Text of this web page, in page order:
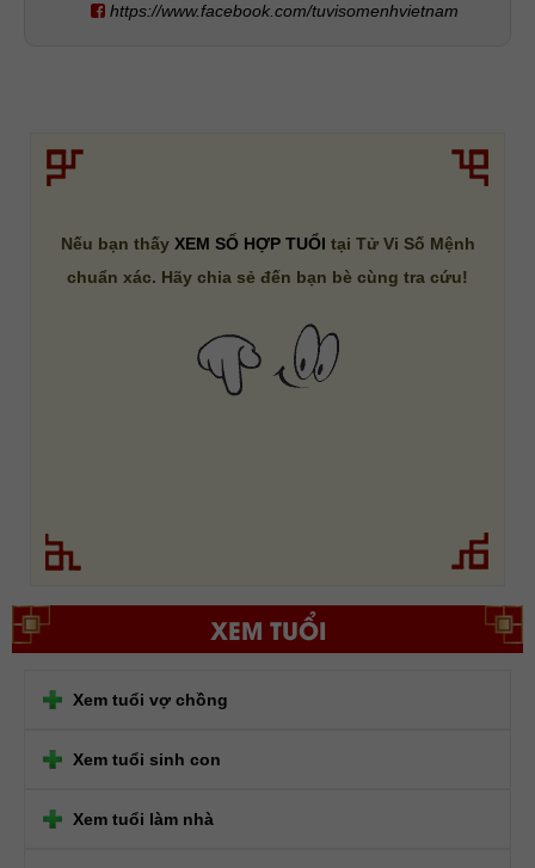
https://www.facebook.com/tuvisomenhvietnam
Nếu bạn thấy XEM SỐ HỢP TUỔI tại Tử Vi Số Mệnh
chuẩn xác. Hãy chia sẻ đến bạn bè cùng tra cứu!
XEM TUỔI
Xem tuổi vợ chồng
Xem tuổi sinh con
Xem tuổi làm nhà